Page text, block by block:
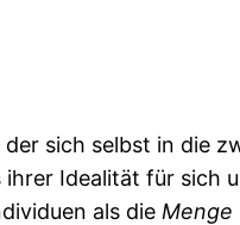
sich selbst in die
Idealität für sich
als die Menge